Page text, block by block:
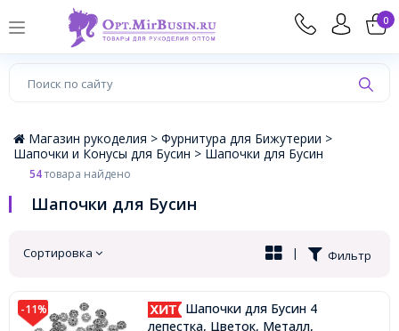
0
×
Магазин рукоделия > Фурнитура для Бижутерии >
Шапочки и Конусы для Бусин > Шапочки для Бусин
54товара найдено
Шапочки для Бусин
Сортировка Фильтр
|
-11%
Шапочки для Бусин 4
лепестка, Цветок, Металл,